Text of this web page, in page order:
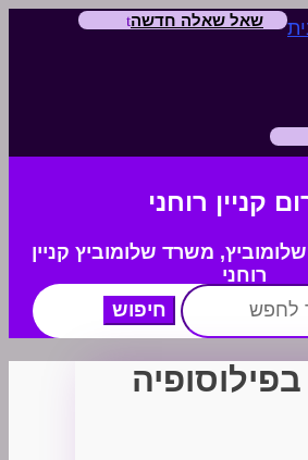
שאל שאלה חדשה
קניין רוחני
משרד שלומוביץ קניין
רוחני
בפילוסופיה